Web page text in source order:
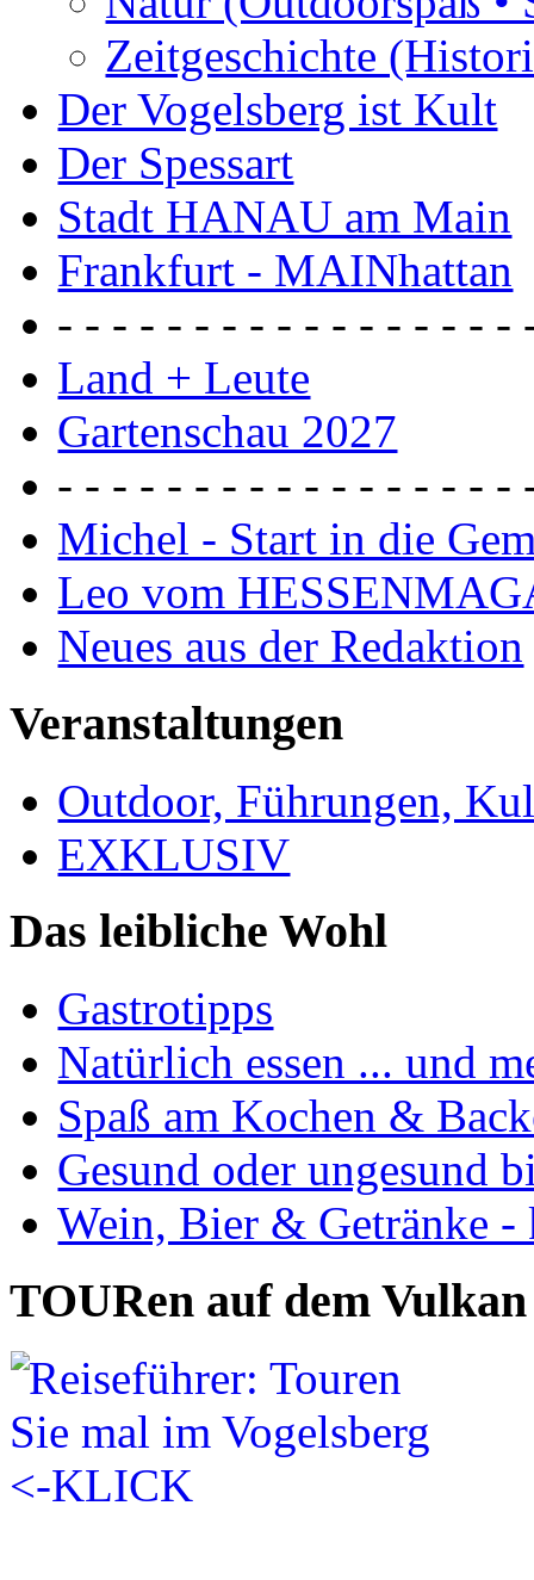
Zeitgeschichte
Der Vogelsberg ist Kult
Der Spessart
Stadt HANAU am Main
Frankfurt - MAINhattan
- - - - - - - - - - - - - - - - -
Land + Leute
Gartenschau 2027
- - - - - - - - - - - - - - - - -
Michel - Start in die
Leo vom
Neues aus der Redaktion
Veranstaltungen
Outdoor, Führungen,
EXKLUSIV
Das leibliche Wohl
Gastrotipps
Natürlich essen ... und
Spaß am Kochen &
Gesund oder ungesund
Wein, Bier & Getränke -
TOURen auf dem Vulkan